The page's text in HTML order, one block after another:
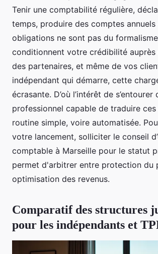
Tenir une comptabilité régulière,
temps, produire des comptes
obligations ne sont pas du
conditionnent votre crédibilité auprès
des partenaires, et même de vos
indépendant qui démarre, cette
écrasante. D’où l’intérêt de s’entourer
professionnel capable de traduire
routine simple, voire automatisée.
votre lancement, solliciter le conseil
comptable à Marseille pour le statut
permet d'arbitrer entre protection du
optimisation des revenus.
Comparatif des structures
pour les indépendants et